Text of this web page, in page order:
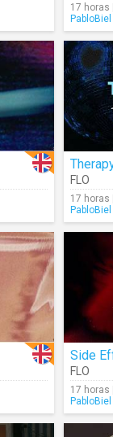
17 horas
PabloBiel
FLO
17 horas
PabloBiel
Side
FLO
17 horas
PabloBiel